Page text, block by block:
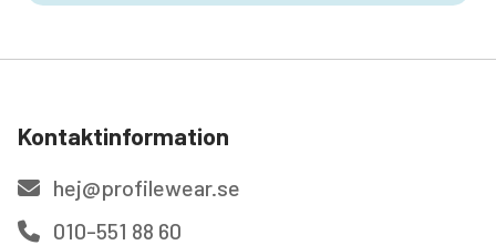
Kontaktinformation
hej@profilewear.se
010-551 88 60